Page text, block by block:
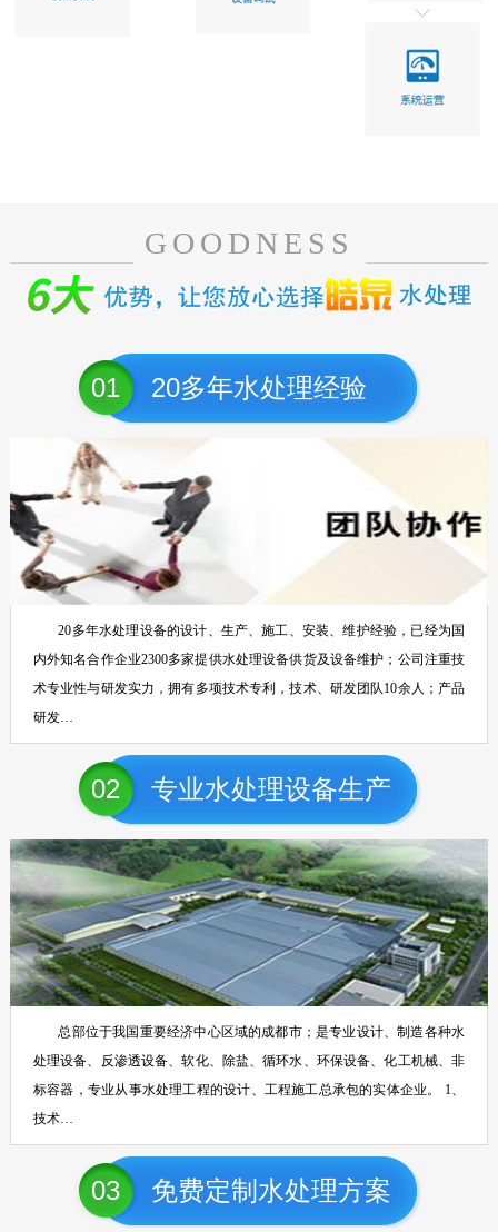
GOODNESS
01 20多年水处理经验
20多年水处理设备的设计、生产、施工、安装、维护经验，已经为国
内外知名合作企业2300多家提供水处理设备供货及设备维护；公司注重技
术专业性与研发实力，拥有多项技术专利，技术、研发团队10余人；产品
研发…
02 专业水处理设备生产
总部位于我国重要经济中心区域的成都市；是专业设计、制造各种水
处理设备、反渗透设备、软化、除盐、循环水、环保设备、化工机械、非
标容器，专业从事水处理工程的设计、工程施工总承包的实体企业。 1、
技术…
03 免费定制水处理方案